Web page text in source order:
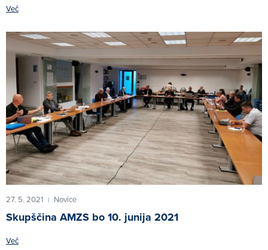
Več
27. 5. 2021 | Novice
Skupščina AMZS bo 10. junija 2021
Več